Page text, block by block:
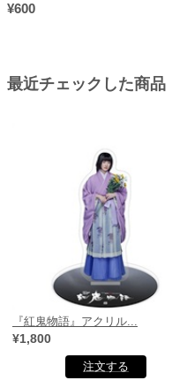
¥600
最近チェックした商品
『紅鬼物語』アクリル...
¥1,800